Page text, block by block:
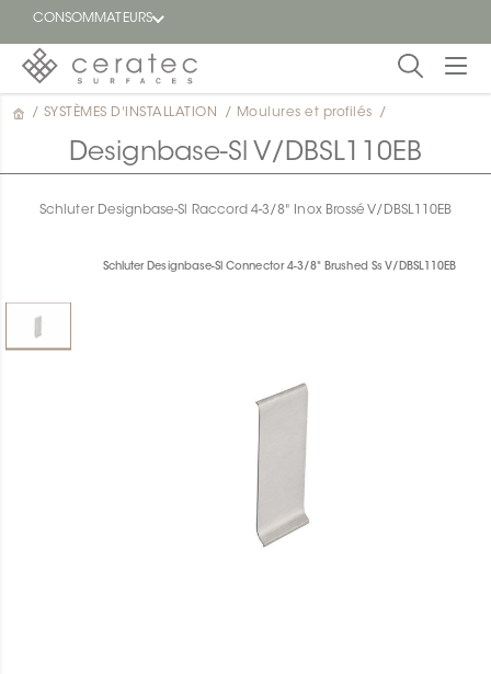
CONSOMMATEURS
En
vedette
un
/ SYSTÈMES D'INSTALLATION / Moulures et profilés /
Designbase-Sl V/DBSL110EB
Schluter Designbase-Sl Raccord 4-3/8" Inox Brossé V/DBSL110EB
Schluter Designbase-Sl Connector 4-3/8" Brushed Ss V/DBSL110EB